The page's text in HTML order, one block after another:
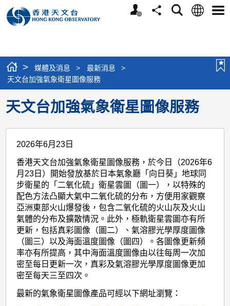
個
分
搜
語
選
> 媒體及消息 > 最新消息
>
天文台加強氣象衛星圖像服務
天文台加強氣象衛星圖像服務
2026年6月23日
香港天文台加強氣象衛星圖像服務，於今日（2026年6
月23日）開始發放基於日本氣象廳「向日葵」地球同
步衛星的「二氧化硫」衛星雲圖（圖一），以特殊的
配色方法凸顯大氣中二氧化硫的分布，方便用家觀察
亞洲東部火山爆發後，包含二氧化硫的火山灰及火山
氣體的分布及擴散情況。此外，極軌衛星雲圖亦有所
更新，包括真彩圖像（圖二）、氣溶膠光學厚度圖像
（圖三）以及海面溫度圖像（圖四）。各圖像更新頻
率亦有所提高，其中海面溫度圖像由以往每周一次加
密至每日更新一次，真彩及氣溶膠光學厚度圖像更加
密至每天三至四次。
最新的氣象衛星圖像產品可經以下網址瀏覽：